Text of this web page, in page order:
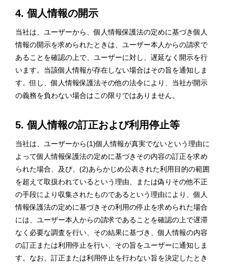
4. 個人情報の開示
当社は、ユーザーから、個人情報保護法の定めに基づき個人
情報の開示を求められたときは、ユーザー本人からの請求で
あることを確認の上で、ユーザーに対し、遅延なく開示を行
います。当該個人情報が存在しない場合はその旨を通知しま
す。但し、個人情報保護法その他の法令により、当社が開示
の義務を負わない場合はこの限りではありません。
5. 個人情報の訂正および利用停止等
当社は、ユーザーから(1)個人情報が真実でないという理由に
よって個人情報保護法の定めに基づきその内容の訂正を求め
られた場合、及び、(2)あらかじめ公表された利用目的の範囲
を超えて取扱われているという理由、または偽りその他不正
の手段により収集されたものであるという理由により、個人
情報保護法の定めに基づきその利用の停止を求められた場合
には、ユーザー本人からの請求であることを確認の上で遅滞
なく必要な調査を行い、その結果に基づき、個人情報の内容
の訂正または利用停止を行い、その旨をユーザーに通知しま
す。なお、訂正または利用停止を行わない旨を決定したとき